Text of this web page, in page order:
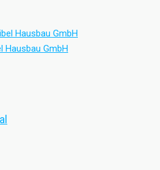
Hausbau GmbH